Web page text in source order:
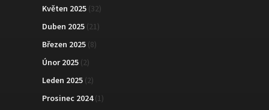
Květen 2025 (32)
Duben 2025 (21)
Březen 2025 (8)
Únor 2025 (2)
Leden 2025 (2)
Prosinec 2024(1)